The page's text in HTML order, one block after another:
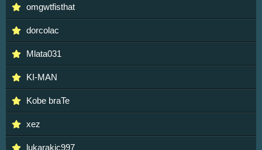
omgwtfisthat
dorcolac
Mlata031
KI-MAN
Kobe braTe
xez
lukarakic997